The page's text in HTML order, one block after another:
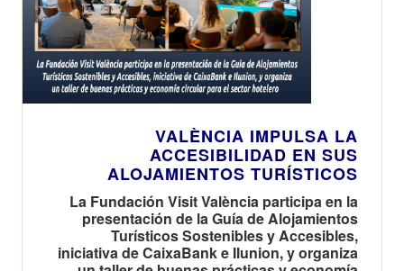
VALÈNCIA IMPULSA LA
ACCESIBILIDAD EN SUS
ALOJAMIENTOS TURÍSTICOS
La Fundación Visit València participa en la
presentación de la Guía de Alojamientos
Turísticos Sostenibles y Accesibles,
iniciativa de CaixaBank e Ilunion, y organiza